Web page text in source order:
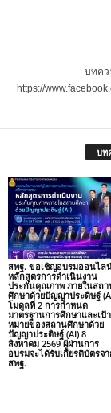
บทคว
https://
บท
สพฐ. ขอเชิญอบรมออนไล
หลักสูตรการดำเนินงาน
ประกันคุณภาพ ภายในสถ
ศึกษาด้วยปัญญาประดิษฐ์
โมดูลที่ 2 การกำหนด
มาตรฐานการศึกษาและเป้า
หมายของสถานศึกษาด้วย
ปัญญาประดิษฐ์ (AI) 8
สิงหาคม 2569 ผู้ผ่านการ
อบรมจะได้รับเกียรติบัตรจ
สพฐ.